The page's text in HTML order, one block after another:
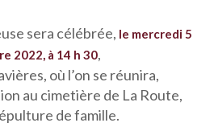
sera célébrée, le mercredi 5
2022, à 14 h 30,
où l’on se réunira,
au cimetière de La Route,
de famille.